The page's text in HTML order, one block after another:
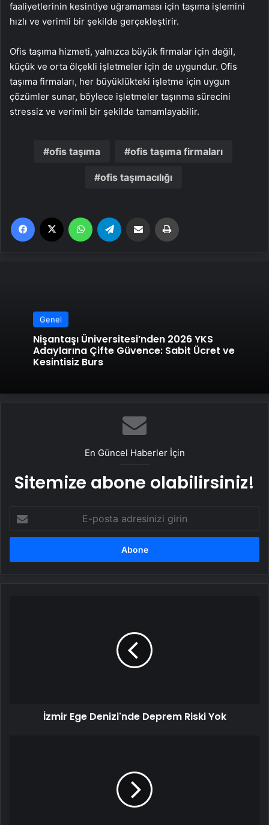
faaliyetlerinin kesintiye uğramaması için taşıma işlemini
hızlı ve verimli bir şekilde gerçekleştirir.
Ofis taşıma hizmeti, yalnızca büyük firmalar için değil,
küçük ve orta ölçekli işletmeler için de uygundur. Ofis
taşıma firmaları, her büyüklükteki işletme için uygun
çözümler sunar, böylece işletmeler taşınma sürecini
stressiz ve verimli bir şekilde tamamlayabilir.
ofis taşıma ofis taşıma firmaları
ofis taşımacılığı
Facebook WhatsApp Email'den paylaş
Genel
Nişantaşı Üniversitesi’nden 2026 YKS
Adaylarına Çifte Güvence: Sabit Ücret ve
Kesintisiz Burs
En Güncel Haberler İçin
Sitemize abone olabilirsiniz!
posta
adresinizi
İzmir Ege Denizi'nde Deprem Riski Yok